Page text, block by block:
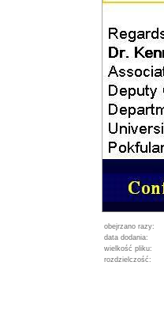
obejrzano razy:
data dodania:
wielkość pliku:
rozdzielczość: